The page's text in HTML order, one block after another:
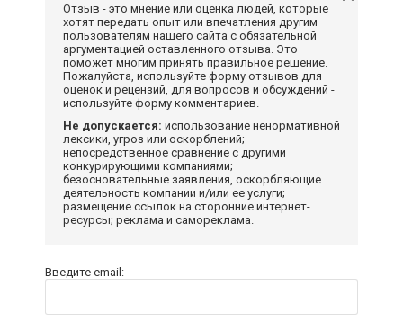
Отзыв - это мнение или оценка людей, которые
хотят передать опыт или впечатления другим
пользователям нашего сайта с обязательной
аргументацией оставленного отзыва. Это
поможет многим принять правильное решение.
Пожалуйста, используйте форму отзывов для
оценок и рецензий, для вопросов и обсуждений -
используйте форму комментариев.
Не допускается: использование ненормативной
лексики, угроз или оскорблений;
непосредственное сравнение с другими
конкурирующими компаниями;
безосновательные заявления, оскорбляющие
деятельность компании и/или ее услуги;
размещение ссылок на сторонние интернет-
ресурсы; реклама и самореклама.
Введите email: